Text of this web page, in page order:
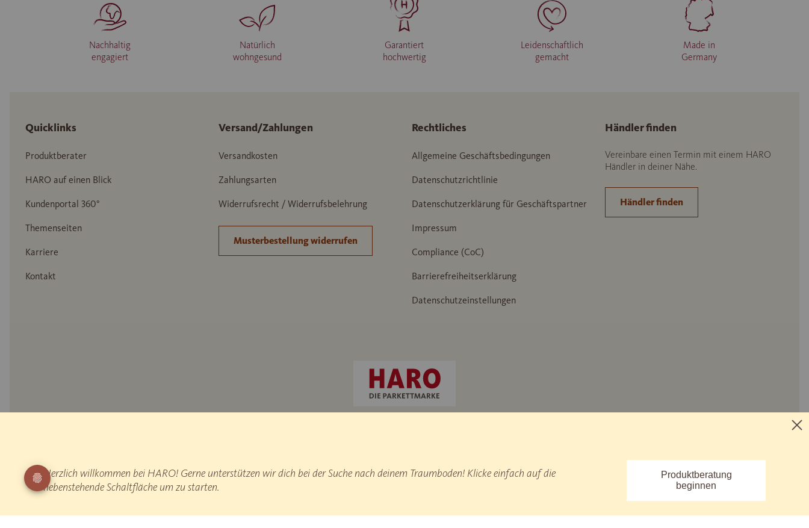
Herzlich willkommen bei HARO! Gerne unterstützen wir dich bei der Suche nach deinem Traumboden! Klicke einfach auf die
nebenstehende Schaltfläche um zu starten.
Produktberatung
beginnen
Nachhaltig
engagiert
Natürlich
wohngesund
Garantiert
hochwertig
Leidenschaftlich
gemacht
Made in
Germany
Quicklinks
Produktberater
HARO auf einen Blick
Kundenportal 360°
Themenseiten
Karriere
Kontakt
Versand/Zahlungen
Versandkosten
Zahlungsarten
Widerrufsrecht / Widerrufsbelehrung
Musterbestellung widerrufen
Rechtliches
Allgemeine Geschäftsbedingungen
Datenschutzrichtlinie
Datenschutzerklärung für Geschäftspartner
Impressum
Compliance (CoC)
Barrierefreiheitserklärung
Datenschutzeinstellungen
Händler finden
Vereinbare einen Termin mit einem HARO
Händler in deiner Nähe.
Händler finden
** Messung des reflektierten Gehschalls: EPLF WD 021029-5 „Impulshammer“ / IHD Werknorm 438
„Begehen“
¹ HARO ist Deutschlands führender Parketthersteller nach Zahlen der Produktionsstatistik.